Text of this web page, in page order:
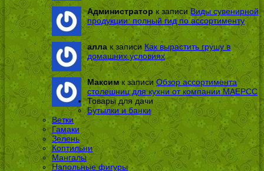
Администратор к записиВиды сувенирной
продукции: полный гид по ассортименту
алла к записи Как вырастить грушу в
домашних условиях
Максимк записиОбзор ассортимента
столешниц для кухни от компании МАЕРСС
Товары для дачи
Бутылки и банки
Ветки
Гамаки
Зелень
Коптильни
Мангалы
Напольные фигуры